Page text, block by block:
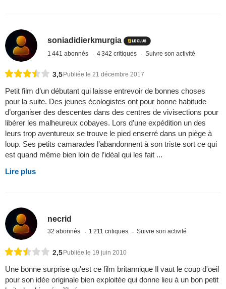
soniadidierkmurgia
1 441 abonnés 4 342 critiques Suivre son activité
3,5Publiée le 21 décembre 2017
Petit film d’un débutant qui laisse entrevoir de bonnes choses
pour la suite. Des jeunes écologistes ont pour bonne habitude
d’organiser des descentes dans des centres de vivisections pour
libérer les malheureux cobayes. Lors d’une expédition un des
leurs trop aventureux se trouve le pied enserré dans un piège à
loup. Ses petits camarades l’abandonnent à son triste sort ce qui
est quand même bien loin de l’idéal qui les fait ...
Lire plus
necrid
32 abonnés 1 211 critiques Suivre son activité
2,5 Publiée le 19 juin 2010
Une bonne surprise qu'est ce film britannique Il vaut le coup d'oeil
pour son idée originale bien exploitée qui donne lieu à un bon petit